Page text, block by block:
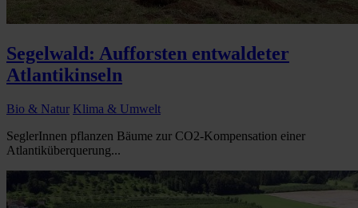
Segelwald: Aufforsten entwaldeter
Atlantikinseln
Bio & Natur Klima & Umwelt
SeglerInnen pflanzen Bäume zur CO2-Kompensation einer
Atlantiküberquerung...